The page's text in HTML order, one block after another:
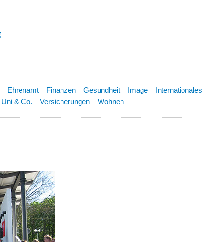
Ehrenamt Finanzen Gesundheit Image Internationales
Uni & Co. Versicherungen Wohnen